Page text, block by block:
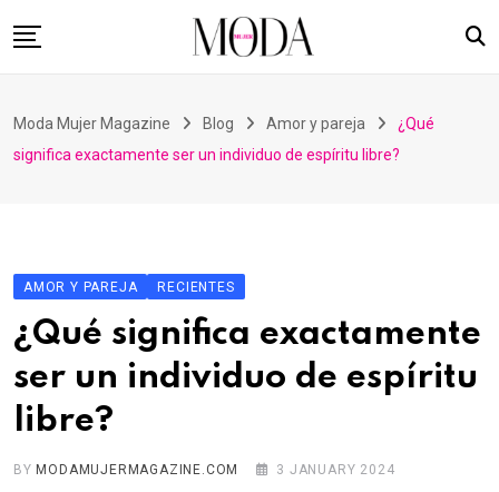
to
Nuestras Revistas
Contacto
Moda Mujer Magazine Blog Amor y pareja
¿Qué
significa exactamente ser un individuo de espíritu libre?
AMOR Y PAREJA RECIENTES
¿Qué significa exactamente
ser un individuo de espíritu
libre?
BY MODAMUJERMAGAZINE.COM
3 JANUARY 2024